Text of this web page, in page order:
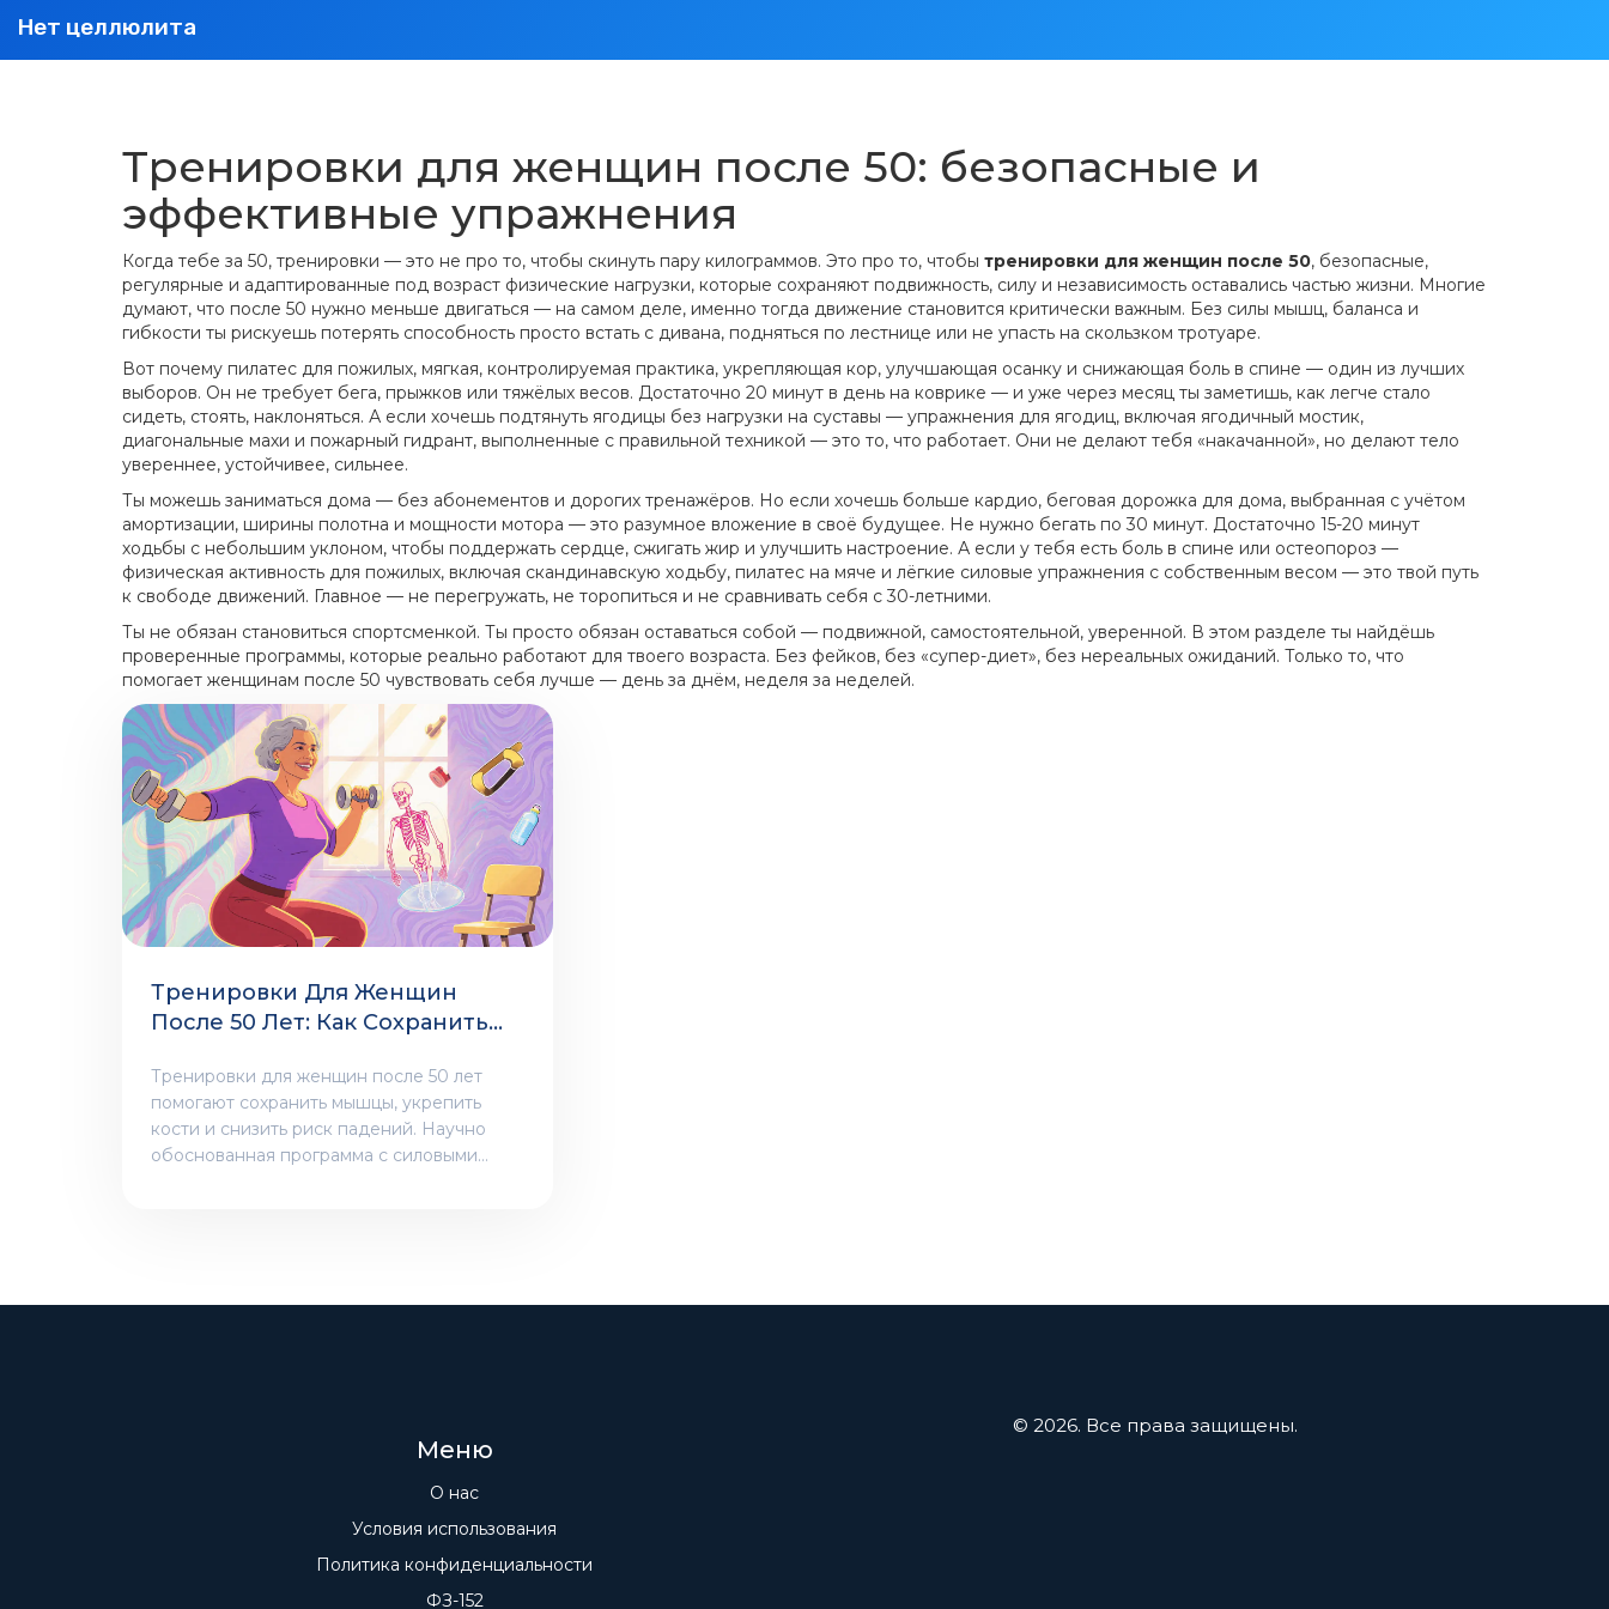
Нет целлюлита
Тренировки для женщин после 50: безопасные и
эффективные упражнения
Когда тебе за 50, тренировки — это не про то, чтобы скинуть пару килограммов. Это про то, чтобы тренировки для женщин после 50, безопасные,
регулярные и адаптированные под возраст физические нагрузки, которые сохраняют подвижность, силу и независимость оставались частью жизни. Многие
думают, что после 50 нужно меньше двигаться — на самом деле, именно тогда движение становится критически важным. Без силы мышц, баланса и
гибкости ты рискуешь потерять способность просто встать с дивана, подняться по лестнице или не упасть на скользком тротуаре.
Вот почему пилатес для пожилых, мягкая, контролируемая практика, укрепляющая кор, улучшающая осанку и снижающая боль в спине — один из лучших
выборов. Он не требует бега, прыжков или тяжёлых весов. Достаточно 20 минут в день на коврике — и уже через месяц ты заметишь, как легче стало
сидеть, стоять, наклоняться. А если хочешь подтянуть ягодицы без нагрузки на суставы — упражнения для ягодиц, включая ягодичный мостик,
диагональные махи и пожарный гидрант, выполненные с правильной техникой — это то, что работает. Они не делают тебя «накачанной», но делают тело
увереннее, устойчивее, сильнее.
Ты можешь заниматься дома — без абонементов и дорогих тренажёров. Но если хочешь больше кардио, беговая дорожка для дома, выбранная с учётом
амортизации, ширины полотна и мощности мотора — это разумное вложение в своё будущее. Не нужно бегать по 30 минут. Достаточно 15-20 минут
ходьбы с небольшим уклоном, чтобы поддержать сердце, сжигать жир и улучшить настроение. А если у тебя есть боль в спине или остеопороз —
физическая активность для пожилых, включая скандинавскую ходьбу, пилатес на мяче и лёгкие силовые упражнения с собственным весом — это твой путь
к свободе движений. Главное — не перегружать, не торопиться и не сравнивать себя с 30-летними.
Ты не обязан становиться спортсменкой. Ты просто обязан оставаться собой — подвижной, самостоятельной, уверенной. В этом разделе ты найдёшь
проверенные программы, которые реально работают для твоего возраста. Без фейков, без «супер-диет», без нереальных ожиданий. Только то, что
помогает женщинам после 50 чувствовать себя лучше — день за днём, неделя за неделей.
Тренировки Для Женщин
После 50 Лет: Как Сохранить
Тренировки для женщин после 50 лет
помогают сохранить мышцы, укрепить
кости и снизить риск падений. Научно
обоснованная программа с силовыми
Меню
О нас
Условия использования
Политика конфиденциальности
ФЗ-152
© 2026. Все права защищены.